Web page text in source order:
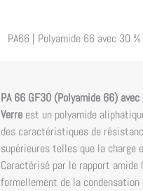
PA66 | Polyamide 66 avec 30
PA 66 GF30 (Polyamide 66)
Verre est un polyamide
des caractéristiques de
supérieures telles que la charge
Caractérisé par le rapport amide
formellement de la condensation